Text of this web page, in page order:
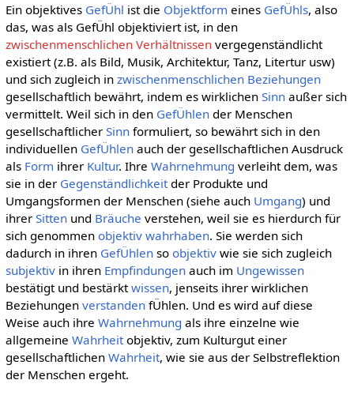
Ein objektives GefÜhl ist die Objektform eines GefÜhls, also
das, was als GefÜhl objektiviert ist, in den
zwischenmenschlichen Verhältnissenvergegenständlicht
existiert (z.B. als Bild, Musik, Architektur, Tanz, Litertur usw)
und sich zugleich in zwischenmenschlichen Beziehungen
gesellschaftlich bewährt, indem es wirklichen Sinnaußer sich
vermittelt. Weil sich in den GefÜhlender Menschen
gesellschaftlicher Sinnformuliert, so bewährt sich in den
individuellen GefÜhlenauch der gesellschaftlichen Ausdruck
als Form ihrer Kultur. Ihre Wahrnehmung verleiht dem, was
sie in der Gegenständlichkeitder Produkte und
Umgangsformen der Menschen (siehe auch Umgang) und
ihrer Sittenund Bräuche verstehen, weil sie es hierdurch für
sich genommen objektiv wahrhaben. Sie werden sich
dadurch in ihren GefÜhlenso objektivwie sie sich zugleich
subjektivin ihren Empfindungenauch im Ungewissen
bestätigt und bestärktwissen, jenseits ihrer wirklichen
Beziehungen verstandenfÜhlen. Und es wird auf diese
Weise auch ihre Wahrnehmung als ihre einzelne wie
allgemeine Wahrheitobjektiv, zum Kulturgut einer
gesellschaftlichen Wahrheit, wie sie aus der Selbstreflektion
der Menschen ergeht.